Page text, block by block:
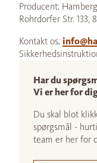
Producent:
Rohrdorfer Str. 133,
Kontakt os:
Har du
Vi er her for
Du skal blot
spørgsmål -
team er her for